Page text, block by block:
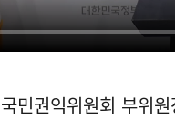
민권익위원회 부위